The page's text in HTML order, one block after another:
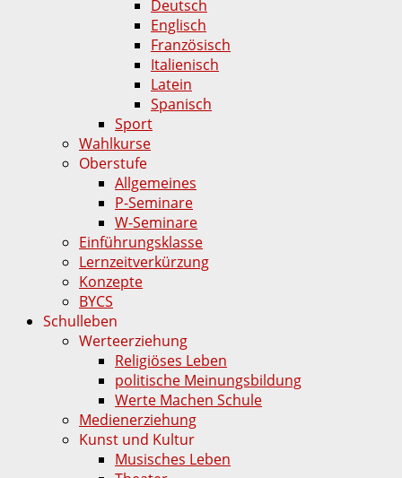
Deutsch
Englisch
Französisch
Italienisch
Latein
Spanisch
Sport
Wahlkurse
Oberstufe
Allgemeines
P-Seminare
W-Seminare
Einführungsklasse
Lernzeitverkürzung
Konzepte
BYCS
Schulleben
Werteerziehung
Religiöses Leben
politische Meinungsbildung
Werte Machen Schule
Medienerziehung
Kunst und Kultur
Musisches Leben